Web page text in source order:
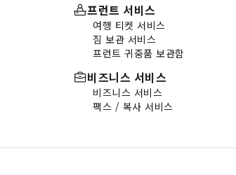
프런트 서비스
여행 티켓 서비스
짐 보관 서비스
프런트 귀중품 보관함
비즈니스 서비스
비즈니스 서비스
팩스 / 복사 서비스